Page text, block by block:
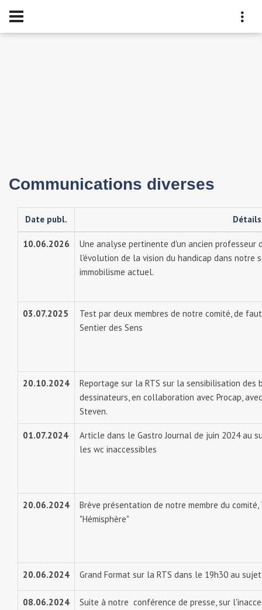
Communications diverses
Date publ. Détails
10.06.2026
Une analyse pertinente d'un ancien professeur
l'évolution de la vision du handicap dans notre
immobilisme actuel.
03.07.2025
Test par deux membres de notre comité, de
Sentier des Sens
20.10.2024
Reportage sur la RTS sur la sensibilisation
dessinateurs, en collaboration avec Procap,
Steven.
01.07.2024
Article dans le Gastro Journal de juin 2024 au
les wc inaccessibles
20.06.2024
Brève présentation de notre membre du
"Hémisphère"
20.06.2024 Grand Format sur la RTS dans le 19h30 au
08.06.2024
Suite à notre conférence de presse, sur